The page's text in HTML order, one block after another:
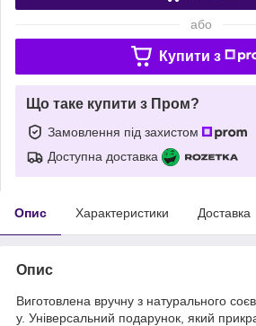
або
Купити з
Що таке купити з Пром?
Замовлення під захистом
Доступна доставка
Опис Характеристики Доставка
Опис
Виготовлена вручну з натурального
у. Універсальний подарунок, який